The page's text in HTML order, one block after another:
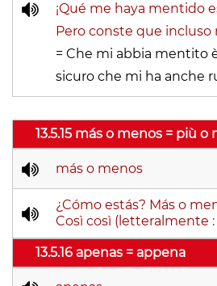
¡Qué me haya mentido
Pero conste que
= Che mi abbia mentito
sicuro che mi ha anche
13.5.15 más o menos = più o
más o menos
¿Cómo estás? Más o
Così così (letteralmente
13.5.16 apenas = appena